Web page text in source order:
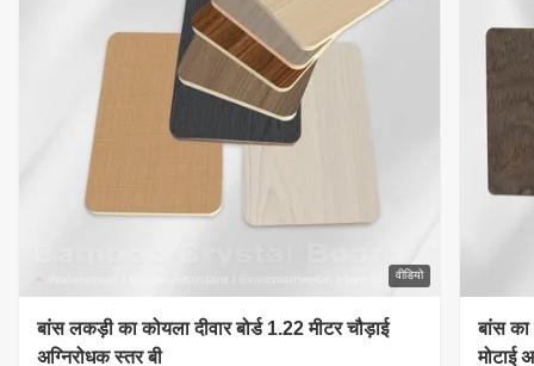
वीडियो
बांस लकड़ी का कोयला दीवार बोर्ड 1.22 मीटर चौड़ाई
अग्निरोधक स्तर बी
बांस का
मोटाई